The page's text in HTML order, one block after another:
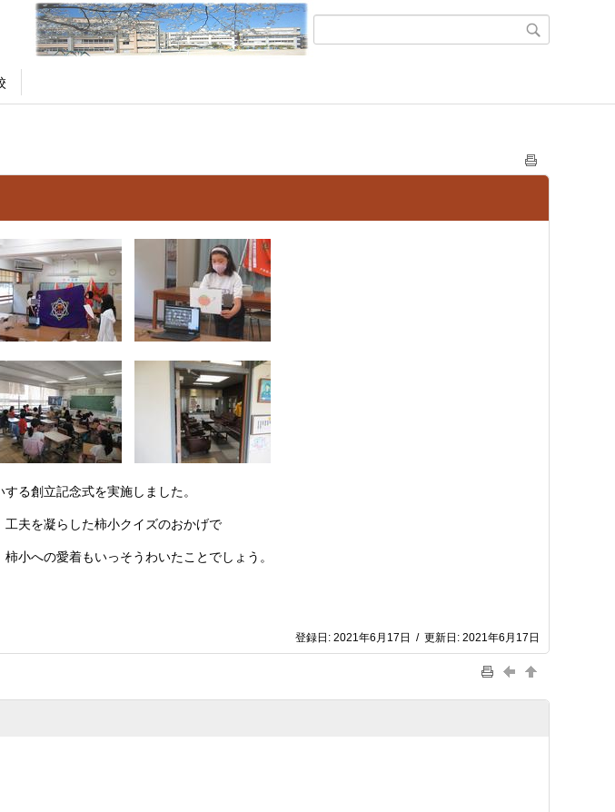
る創立記念式を実施しました。
夫を凝らした柿小クイズのおかげで
小への愛着もいっそうわいたことでしょう。
登録日: 2021年6月17日 / 更新日: 2021年6月17日